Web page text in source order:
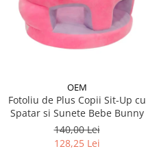
OEM
Fotoliu de Plus Copii Sit-Up cu
Spatar si Sunete Bebe Bunny
140,00 Lei
128,25 Lei